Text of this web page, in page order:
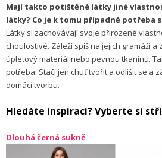
Mají takto potištěné látky jiné
látky? Co je k tomu případně potřeba
Látky si zachovávají svoje přirozené
choulostivé. Záleží spíš na jejich gramáži
úpletový materiál nebo pevnou tkaninu.
potřeba. Stačí jen chuť tvořit a odlišit se a
domácí tvorbu.
Hledáte inspiraci? Vyberte si
Dlouhá černá sukně